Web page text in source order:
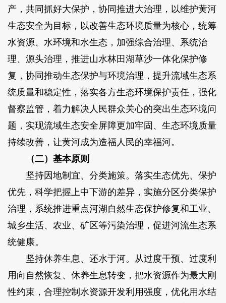
产，共同抓好大保护，协同推进大治理，以维护黄河
生态安全为目标，以改善生态环境质量为核心，统筹
水资源、水环境和水生态，加强综合治理、系统治
理、源头治理，推进山水林田湖草沙一体化保护修
复，协同推动生态保护与环境治理，提升流域生态系
统质量和稳定性，落实各方生态环境保护责任，强化
督察监管，着力解决人民群众关心的突出生态环境问
题，实现流域生态安全屏障更加牢固、生态环境质量
持续改善，让黄河成为造福人民的幸福河。
（二）基本原则
坚持因地制宜、分类施策。落实生态优先、保护
优先，科学把握上中下游的差异，实施分区分类保护
治理，系统推进重点河湖自然生态保护修复和工业、
城乡生活、农业、矿区等污染治理，促进河流生态系
统健康。
坚持休养生息、还水于河。从过度干预、过度利
用向自然恢复、休养生息转变，把水资源作为最大刚
性约束，合理控制水资源开发利用强度，优化用水结